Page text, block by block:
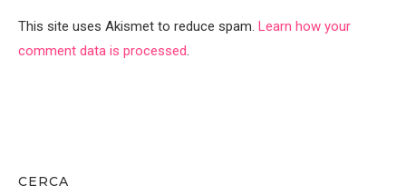
This site uses Akismet to reduce spam. Learn how your
comment data is processed.
CERCA